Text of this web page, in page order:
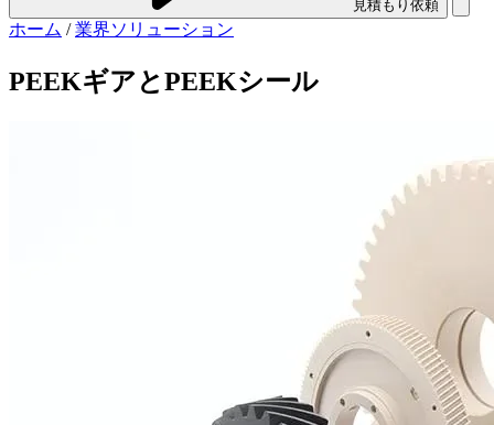
見積もり依頼
ホーム /業界ソリューション
PEEKギアとPEEKシール